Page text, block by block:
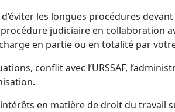
les longues procédures
judiciaire en collaboration
en partie ou en totalité par
conflit avec l’URSSAF,
en matière de droit du travail